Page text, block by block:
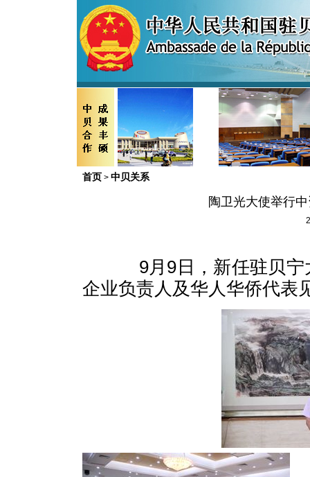
首页 > 中贝关系
陶卫光大使举行
9月 9日 ，新任驻贝
企业负责人及华人华侨代表